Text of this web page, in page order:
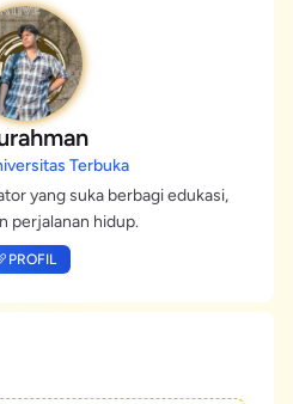
Terbuka
yang suka berbagi edukasi,
perjalanan hidup.
PROFIL